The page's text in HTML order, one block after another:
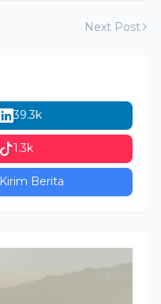
Next Post
39.3k
1.3k
Kirim Berita